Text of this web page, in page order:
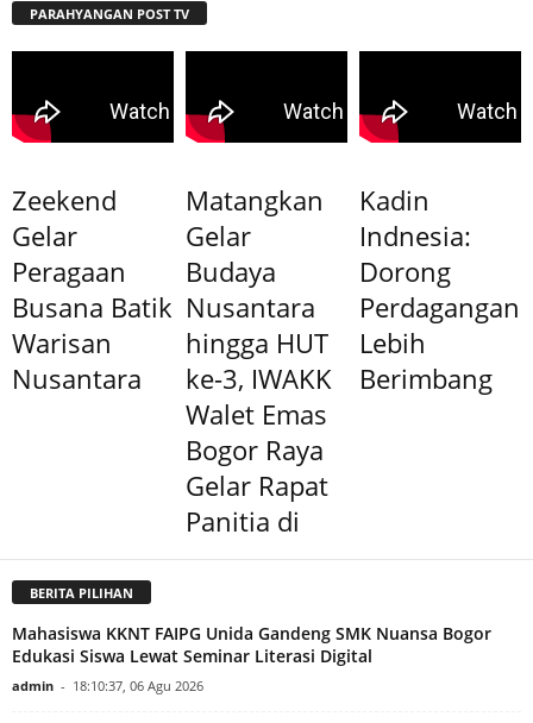
PARAHYANGAN POST TV
Zeekend
Gelar
Peragaan
Busana Batik
Warisan
Nusantara
Matangkan
Gelar
Budaya
Nusantara
hingga HUT
ke-3, IWAKK
Walet Emas
Bogor Raya
Gelar Rapat
Panitia di
Kadin
Indnesia:
Dorong
Perdagangan
Lebih
Berimbang
BERITA PILIHAN
Mahasiswa KKNT FAIPG Unida Gandeng SMK Nuansa Bogor
Edukasi Siswa Lewat Seminar Literasi Digital
admin - 18:10:37, 06 Agu 2026